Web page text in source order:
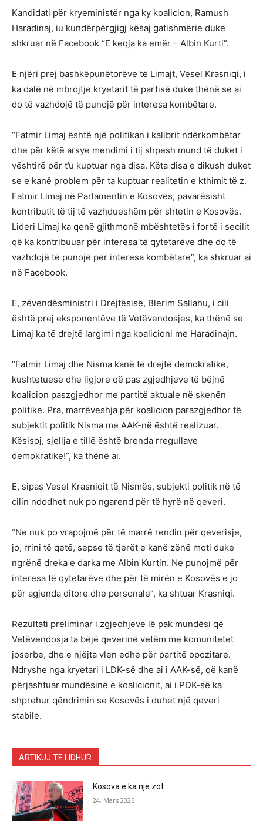
Kandidati për kryeministër nga ky koalicion, Ramush
Haradinaj, iu kundërpërgjigj kësaj gatishmërie duke
shkruar në Facebook “E keqja ka emër – Albin Kurti”.
E njëri prej bashkëpunëtorëve të Limajt, Vesel Krasniqi, i
ka dalë në mbrojtje kryetarit të partisë duke thënë se ai
do të vazhdojë të punojë për interesa kombëtare.
“Fatmir Limaj është një politikan i kalibrit ndërkombëtar
dhe për këtë arsye mendimi i tij shpesh mund të duket i
vështirë për t’u kuptuar nga disa. Këta disa e dikush duket
se e kanë problem për ta kuptuar realitetin e kthimit të z.
Fatmir Limaj në Parlamentin e Kosovës, pavarësisht
kontributit të tij të vazhdueshëm për shtetin e Kosovës.
Lideri Limaj ka qenë gjithmonë mbështetës i fortë i secilit
që ka kontribuuar për interesa të qytetarëve dhe do të
vazhdojë të punojë për interesa kombëtare”, ka shkruar ai
në Facebook.
E, zëvendësministri i Drejtësisë, Blerim Sallahu, i cili
është prej eksponentëve të Vetëvendosjes, ka thënë se
Limaj ka të drejtë largimi nga koalicioni me Haradinajn.
“Fatmir Limaj dhe Nisma kanë të drejtë demokratike,
kushtetuese dhe ligjore që pas zgjedhjeve të bëjnë
koalicion paszgjedhor me partitë aktuale në skenën
politike. Pra, marrëveshja për koalicion parazgjedhor të
subjektit politik Nisma me AAK-në është realizuar.
Kësisoj, sjellja e tillë është brenda rregullave
demokratike!”, ka thënë ai.
E, sipas Vesel Krasniqit të Nismës, subjekti politik në të
cilin ndodhet nuk po ngarend për të hyrë në qeveri.
“Ne nuk po vrapojmë për të marrë rendin për qeverisje,
jo, rrini të qetë, sepse të tjerët e kanë zënë moti duke
ngrënë dreka e darka me Albin Kurtin. Ne punojmë për
interesa të qytetarëve dhe për të mirën e Kosovës e jo
për agjenda ditore dhe personale”, ka shtuar Krasniqi.
Rezultati preliminar i zgjedhjeve lë pak mundësi që
Vetëvendosja ta bëjë qeverinë vetëm me komunitetet
joserbe, dhe e njëjta vlen edhe për partitë opozitare.
Ndryshe nga kryetari i LDK-së dhe ai i AAK-së, që kanë
përjashtuar mundësinë e koalicionit, ai i PDK-së ka
shprehur qëndrimin se Kosovës i duhet një qeveri
stabile.
ARTIKUJ TË LIDHUR
Kosova e ka një zot
24. Mars 2026